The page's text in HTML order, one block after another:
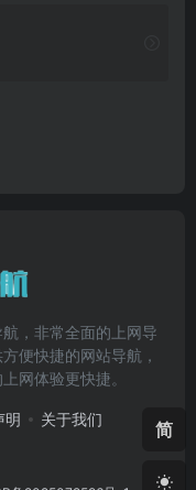
，非常全面的上网导
便快捷的网站导航，
网体验更快捷。
明 关于我们 简